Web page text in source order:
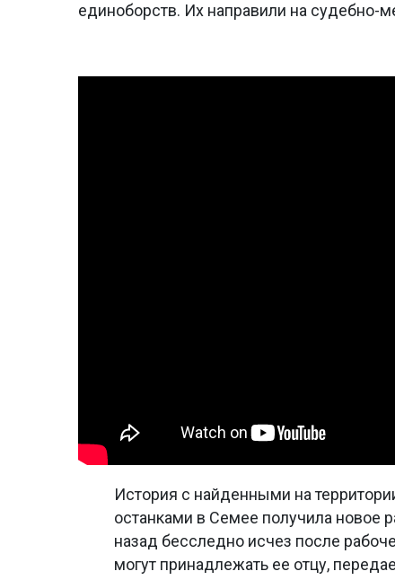
единоборств. Их направили на судебно-
История с найденными на
останками в Семее получила новое
назад бесследно исчез после
могут принадлежать ее отцу,